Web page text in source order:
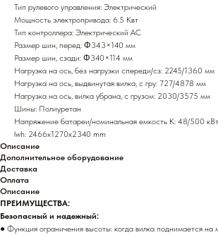
Тип рулевого управления: Электрический
Мощность электропривода: 6.5 Квт
Тип контроллера: Электрический АС
Размер шин, перед: Φ343×140 мм
Размер шин, сзади: Φ340×114 мм
Нагрузка на ось, без нагрузки спереди/сз: 2245/1360 мм
Нагрузка на ось, выдвинутая вилка, с гру: 727/4878 мм
Нагрузка на ось, вилка убрана, с грузом: 2030/3575 мм
Шины: Полиуретан
Напряжение батареи/номинальная емкость K: 48/500
lwh: 2466x1270x2340 mm
Описание
Дополнительное оборудование
Доставка
Оплата
Описание
ПРЕИМУЩЕСТВА:
Безопасный и надежный:
● Функция ограничения высоты: когда вилка поднимается на